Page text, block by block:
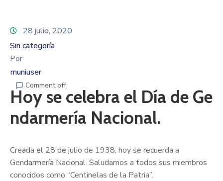
28 julio, 2020
Sin categoría
Por
muniuser
Comment off
Hoy se celebra el Día de Ge
ndarmería Nacional.
Creada el 28 de julio de 1938, hoy se recuerda a
Gendarmería Nacional. Saludamos a todos sus miembros
conocidos como “Centinelas de la Patria”.